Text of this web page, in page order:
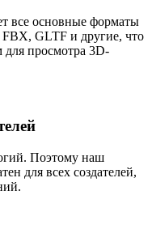
все основные форматы
GLTF и другие, что
для просмотра 3D-
Поэтому наш
для всех создателей,